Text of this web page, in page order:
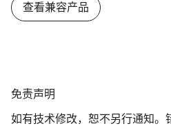
查看兼容产品
免
声
免责声明
如有技术修改，恕不另行通知。
我们的客户支持专家正在